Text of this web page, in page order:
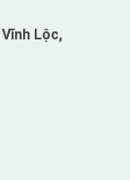
Lộc,